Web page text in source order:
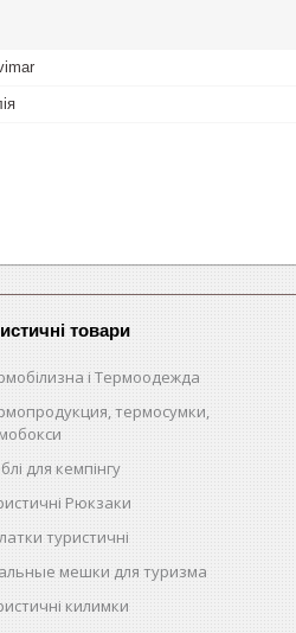
товари
і Термоодежда
термосумки,
для кемпінгу
Рюкзаки
туристичні
мешки для туризма
килимки